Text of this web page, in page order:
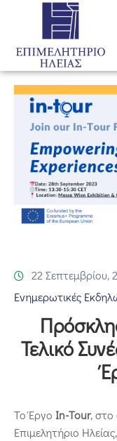
Αρχική
Υπηρεσίες
Ενημέρωση
Σύλλογοι
Σωματεία
Ειδική
Προγράμματα
Επικοινωνία
22 Σεπτεμβρίου,
Ενημερωτικές
Τελικό
Το Έργο In-Tour, στο
Επιμελητήριο